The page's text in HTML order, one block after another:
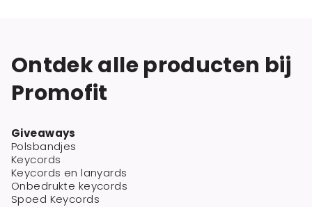
Ontdek alle producten bij
Promofit
Giveaways
Polsbandjes
Keycords
Keycords en lanyards
Onbedrukte keycords
Spoed Keycords